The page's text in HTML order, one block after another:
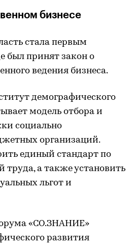
бизнесе
стала первым
был принят закон о
ведения бизнеса.
демографического
модель отбора и
социально
организаций.
единый стандарт по
труда, а также установить
льгот и
«СО.ЗНАНИЕ»
развития